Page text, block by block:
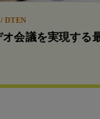
DTEN
会議を実現する